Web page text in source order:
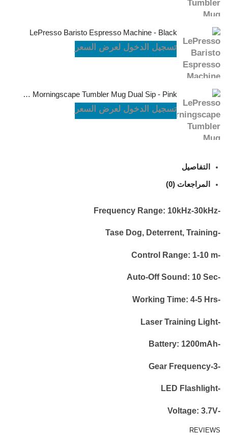
LePresso Baristo Espresso Machine - Black
تسجيل الدخول لعرض السعر
LePresso Morningscape Tumbler Mug Dual Sip - Pink
تسجيل الدخول لعرض السعر
التفاصيل
المراجعات (0)
-Frequency Range: 10kHz-30kHz
-Tase Dog, Deterrent, Training
-Control Range: 1-10 m
-Auto-Off Sound: 10 Sec
-Working Time: 4-5 Hrs
-Laser Training Light
-Battery: 1200mAh
-3-Gear Frequency
-LED Flashlight
-Voltage: 3.7V
REVIEWS